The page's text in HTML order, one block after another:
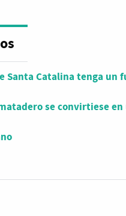
Santa Catalina tenga
se convirtiese